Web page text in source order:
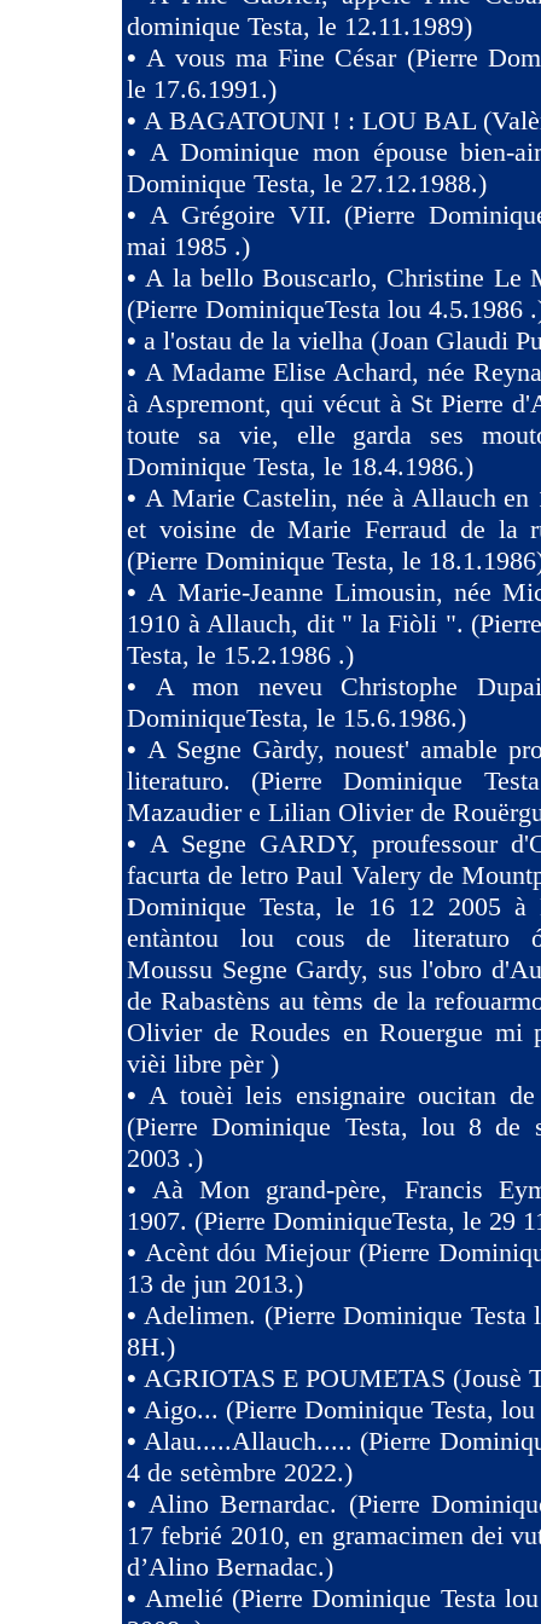
dominique Testa, le 12.11.1989)
•A vous ma Fine César (Pierre
le 17.6.1991.)
• A BAGATOUNI ! : LOU BAL
• A Dominique mon épouse bien-
Dominique Testa, le 27.12.1988.)
• A Grégoire VII. (Pierre
mai 1985 .)
•A la bello Bouscarlo, Christine Le
(Pierre DominiqueTesta lou 4.5.1986
• a l'ostau de la vielha (Joan Glaudi
• A Madame Elise Achard, née
à Aspremont, qui vécut à St Pierre
toute sa vie, elle garda ses
Dominique Testa, le 18.4.1986.)
• A Marie Castelin, née à Allauch en
et voisine de Marie Ferraud de la
(Pierre Dominique Testa, le
•A Marie-Jeanne Limousin, née
1910 à Allauch, dit " la Fiòli ".
Testa, le 15.2.1986 .)
• A mon neveu Christophe
DominiqueTesta, le 15.6.1986.)
• A Segne Gàrdy, nouest' amable
literaturo. (Pierre Dominique
Mazaudier e Lilian Olivier de
• A Segne GARDY, proufessour
facurta de letro Paul Valery de
Dominique Testa, le 16 12 2005 à
entàntou lou cous de literaturo
Moussu Segne Gardy, sus l'obro
de Rabastèns au tèms de la
Olivier de Roudes en Rouergue mi
vièi libre pèr )
•A touèi leis ensignaire oucitan
(Pierre Dominique Testa, lou 8 de
2003 .)
•Aà Mon grand-père, Francis
1907. (Pierre DominiqueTesta, le 29
• Acènt dóu Miejour (Pierre
13 de jun 2013.)
•Adelimen. (Pierre Dominique Testa
8H.)
• AGRIOTAS E POUMETAS (Jousè
• Aigo... (Pierre Dominique Testa, lou
•Alau.....Allauch..... (Pierre
4 de setèmbre 2022.)
• Alino Bernardac. (Pierre
17 febrié 2010, en gramacimen dei
d’Alino Bernadac.)
•Amelié (Pierre Dominique Testa